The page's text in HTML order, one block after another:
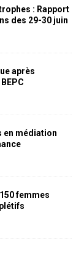
: Rapport
des 29-30 juin
après
en médiation
femmes